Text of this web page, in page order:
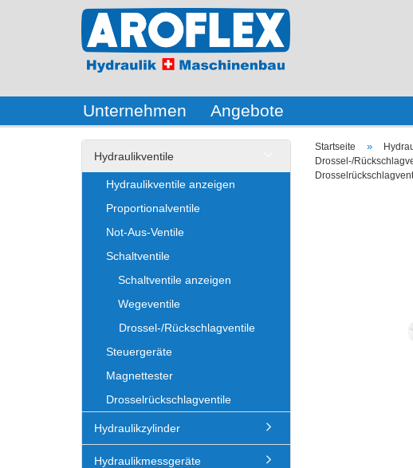
Unternehmen Angebote
Startseite »
Drossel-/
Hydraulikventile
Hydraulikventile anzeigen
Proportionalventile
Not-Aus-Ventile
Schaltventile
Schaltventile anzeigen
Wegeventile
Drossel-/Rückschlagventile
Steuergeräte
Magnettester
Drosselrückschlagventile
Hydraulikzylinder
Hydraulikmessgeräte